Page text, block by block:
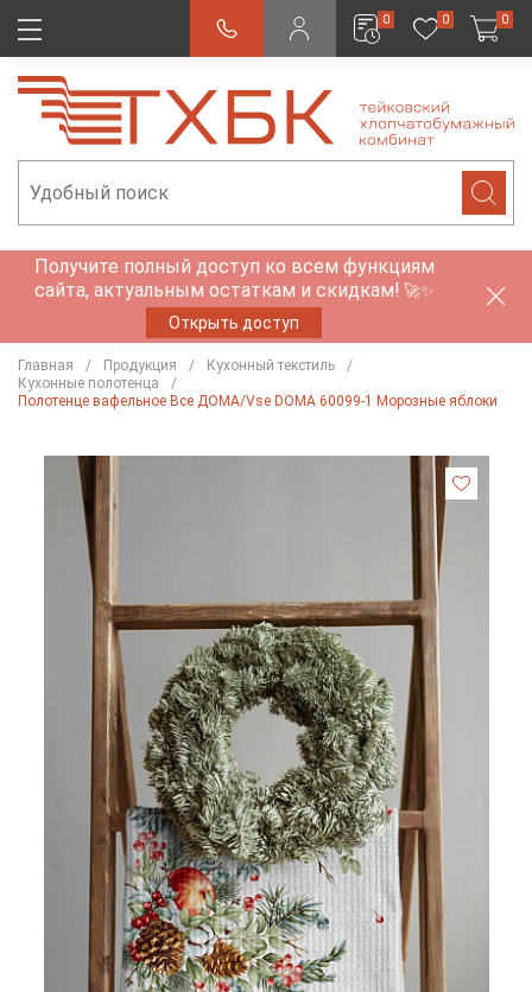
0 0 0
Получите полный доступ ко всем функциям
сайта, актуальным остаткам и скидкам! 🚀✨
Открыть доступ
Главная Продукция
Кухонный текстиль
Кухонные полотенца
Полотенце вафельное Все ДОМА/Vse DOMA 60099-1 Морозные яблоки